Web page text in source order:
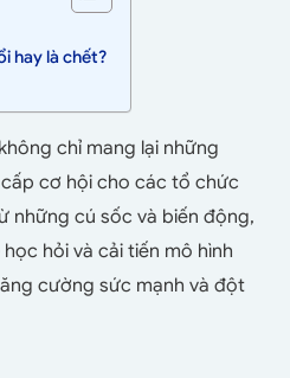
hay là chết?
chỉ mang lại những
cơ hội cho các tổ chức
những cú sốc và biến động,
hỏi và cải tiến mô hình
cường sức mạnh và đột